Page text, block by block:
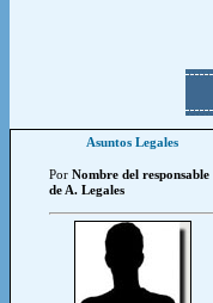
Asuntos Legales
Por Nombre del responsable
de A. Legales